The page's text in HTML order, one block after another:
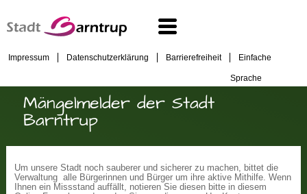
Impressum Datenschutzerklärung Barrierefreiheit Einfache
Sprache
Mängelmelder der Stadt
Barntrup
Um unsere Stadt noch sauberer und sicherer zu machen, bittet die
Verwaltung alle Bürgerinnen und Bürger um ihre aktive Mithilfe. Wenn
Ihnen ein Missstand auffällt, notieren Sie diesen bitte in diesem